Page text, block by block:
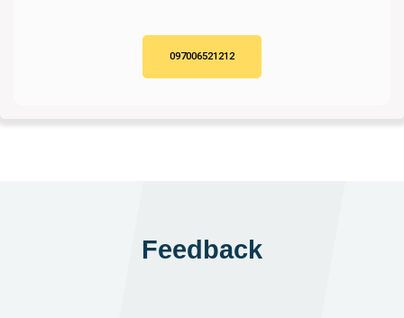
097006521212
Feedback